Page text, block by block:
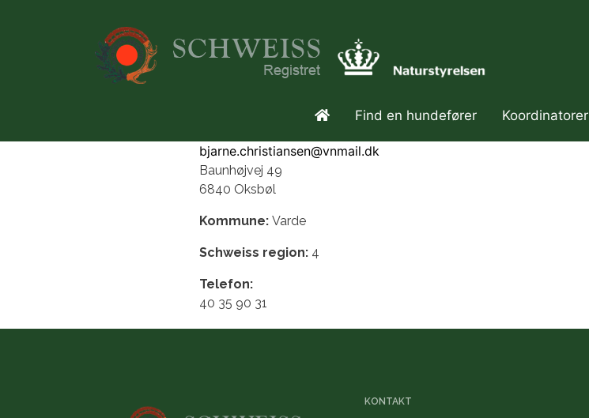
Primær navigation
Find en hundefører Koordinatorer
bjarne.christiansen@vnmail.dk
Baunhøjvej 49
6840 Oksbøl
Kommune: Varde
Schweiss region: 4
Telefon:
40 35 90 31
KONTAKT